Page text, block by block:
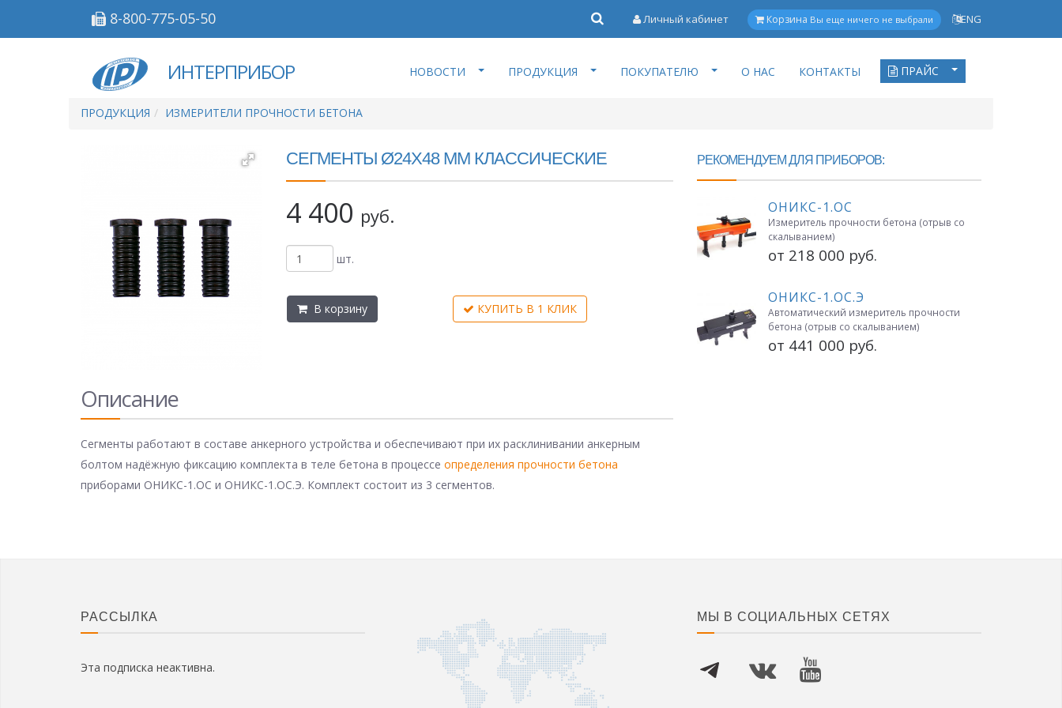
8-800-775-05-50 Личный кабинет Корзина Вы еще ничего не выбрали ENG
ИНТЕРПРИБОР НОВОСТИ ПРОДУКЦИЯ ПОКУПАТЕЛЮ О НАС КОНТАКТЫ ПРАЙС
ПРОДУКЦИЯ ИЗМЕРИТЕЛИ ПРОЧНОСТИ БЕТОНА
СЕГМЕНТЫ Ø24X48 ММ КЛАССИЧЕСКИЕ
4 400 руб.
шт.
В корзину КУПИТЬ В 1 КЛИК
Описание
Сегменты работают в составе анкерного устройства и обеспечивают при их расклинивании анкерным
болтом надёжную фиксацию комплекта в теле бетона в процессе определения прочности бетона
приборами ОНИКС-1.ОС и ОНИКС-1.ОС.Э. Комплект состоит из 3 сегментов.
РЕКОМЕНДУЕМ ДЛЯ ПРИБОРОВ:
ОНИКС-1.ОС
Измеритель прочности бетона (отрыв со
скалыванием)
от 218 000 руб.
ОНИКС-1.ОС.Э
Автоматический измеритель прочности
бетона (отрыв со скалыванием)
от 441 000 руб.
РАССЫЛКА
Эта подписка неактивна.
МЫ В СОЦИАЛЬНЫХ СЕТЯХ